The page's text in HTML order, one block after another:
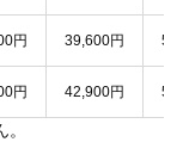
円 39,600円
円 42,900円